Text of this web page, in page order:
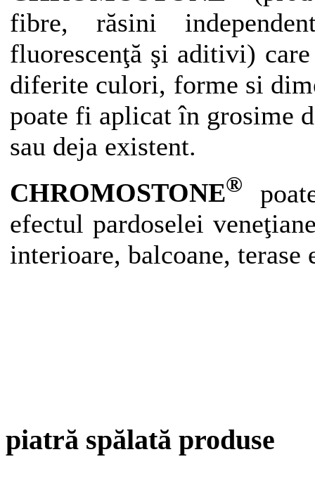
fibre, răsini
fluorescenţă şi aditivi)
diferite culori, forme si
poate fi aplicat în grosime
sau deja existent.
CHROMOSTONE®
efectul pardoselei
interioare, balcoane, terase
piatră spălată produse